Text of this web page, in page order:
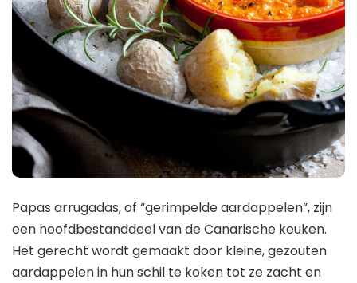
Papas arrugadas, of “gerimpelde aardappelen”, zijn
een hoofdbestanddeel van de Canarische keuken.
Het gerecht wordt gemaakt door kleine, gezouten
aardappelen in hun schil te koken tot ze zacht en